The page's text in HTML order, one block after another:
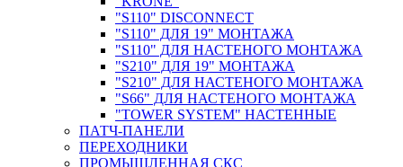
"S110" DISCONNECT
"S110" ДЛЯ 19" МОНТАЖА
"S110" ДЛЯ НАСТЕНОГО МОНТАЖА
"S210" ДЛЯ 19" МОНТАЖА
"S210" ДЛЯ НАСТЕНОГО МОНТАЖА
"S66" ДЛЯ НАСТЕНОГО МОНТАЖА
"TOWER SYSTEM" НАСТЕННЫЕ
ПАТЧ-ПАНЕЛИ
ПЕРЕХОДНИКИ
ПРОМЫШЛЕННАЯ СКС